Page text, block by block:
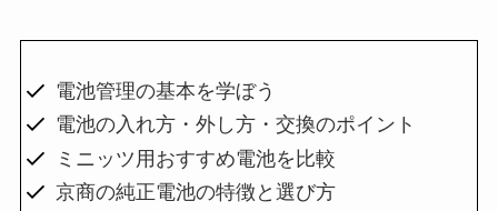
電池管理の基本を学ぼう
電池の入れ方・外し方・交換のポイント
ミニッツ用おすすめ電池を比較
京商の純正電池の特徴と選び方